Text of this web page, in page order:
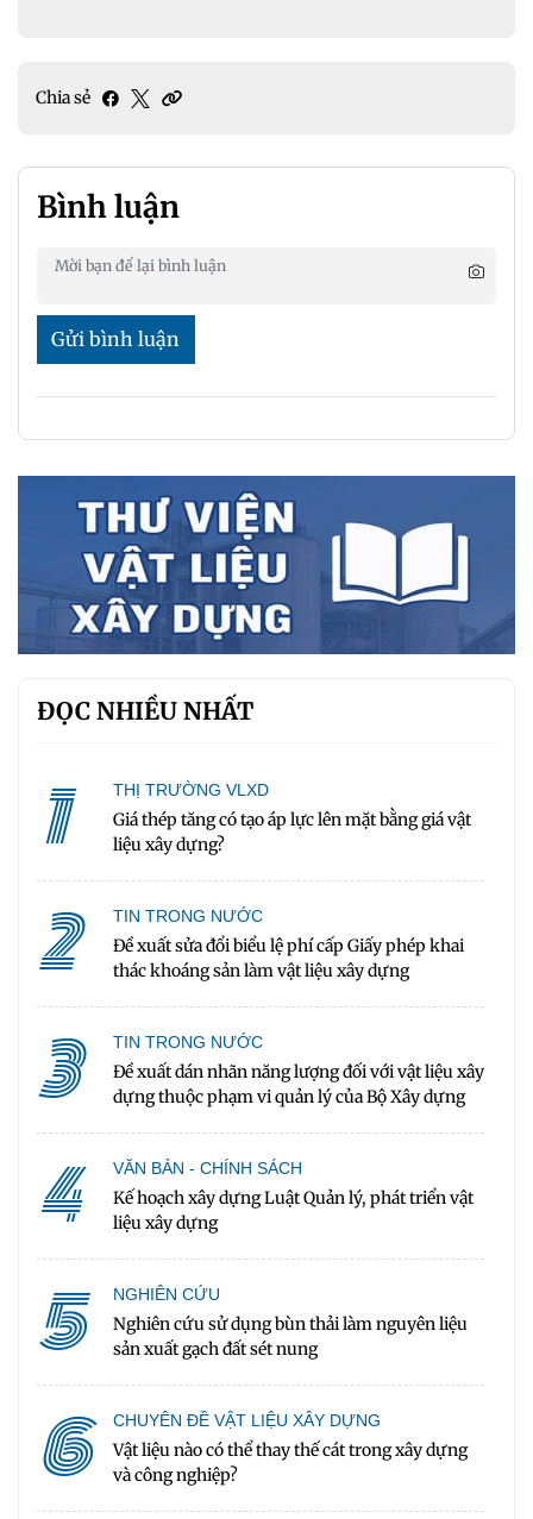
Chia sẻ
Bình luận
Gửi bình luận
ĐỌC NHIỀU NHẤT
1 THỊ TRƯỜNG VLXD
Giá thép tăng có tạo áp lực lên mặt bằng giá vật
liệu xây dựng?
2 TIN TRONG NƯỚC
Đề xuất sửa đổi biểu lệ phí cấp Giấy phép khai
thác khoáng sản làm vật liệu xây dựng
3 TIN TRONG NƯỚC
Đề xuất dán nhãn năng lượng đối với vật liệu xây
dựng thuộc phạm vi quản lý của Bộ Xây dựng
4 VĂN BẢN - CHÍNH SÁCH
Kế hoạch xây dựng Luật Quản lý, phát triển vật
liệu xây dựng
5 NGHIÊN CỨU
Nghiên cứu sử dụng bùn thải làm nguyên liệu
sản xuất gạch đất sét nung
6 CHUYÊN ĐỀ VẬT LIỆU XÂY DỰNG
Vật liệu nào có thể thay thế cát trong xây dựng
và công nghiệp?